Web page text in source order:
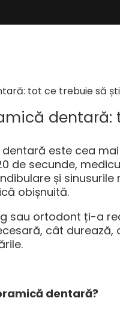
dentară:
este cea
de secunde,
și
obișnuită.
sau ortodont ți-a
cât
dentară?